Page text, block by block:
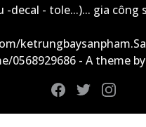
-decal - tole...)... gia công
0568929686 - A theme